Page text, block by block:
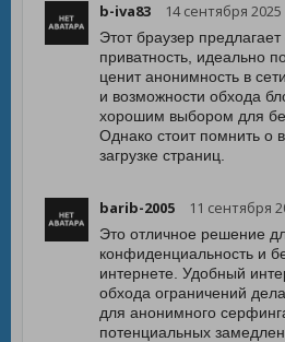
b-iva83 14 сентября 2025
Этот браузер
приватность, идеально
ценит анонимность в
и возможности обхода
хорошим выбором для
Однако стоит помнить о
загрузке страниц.
barib-2005 11 сентября
Это отличное решение
конфиденциальность и
интернете. Удобный
обхода ограничений
для анонимного
потенциальных